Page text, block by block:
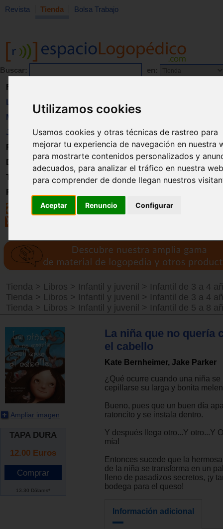
Utilizamos cookies
Usamos cookies y otras técnicas de rastreo para
mejorar tu experiencia de navegación en nuestra
para mostrarte contenidos personalizados y
adecuados, para analizar el tráfico en nuestra
para comprender de donde llegan nuestros
Aceptar Renuncio Configurar
Revista Tienda Bolsa Trabajo
Buscar: en:
Revista
Libros
Material
Juguetes
Formación
Directorio
Trabajo
Registro
Tienda > Libros > Infantil y juvenil > Infantil de 3 a 4
Tienda > Libros > Infantil y juvenil > Infantil de 3 a 4
Tienda > Libros > Infantil y juvenil > Infantil de 5 a 8
Ampliar imagen
TAPA DURA
12.00 Euros
13.30 Dólares*
La niña que no quería
el cabello
Kate Bernheimer, Jake Parker
¿Qué ocurre cuando una niña se
cepillarse su larga y bonita
Bueno, pues que un buen día
ratoncito y se instala dentro.
Y después llega otro...Y otro...Y
mía!
Entonces sucede que la
de la niña se transforma en un
lleno de pasadizos secretos, ¡y
bodega para el queso!
Información adicional